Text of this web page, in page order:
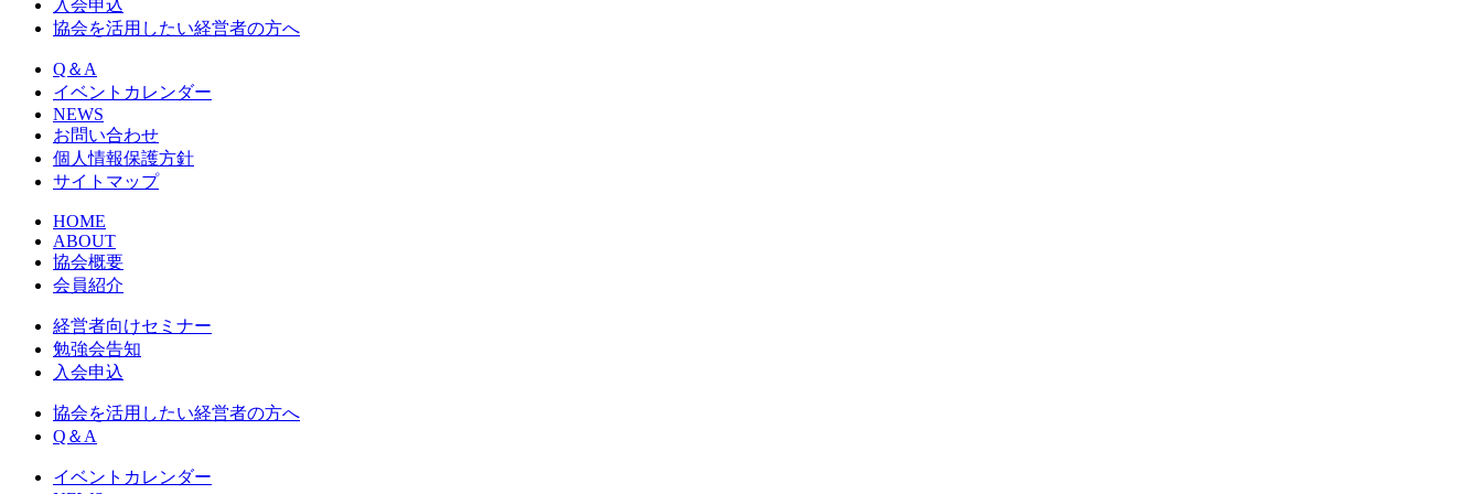
入会申込
協会を活用したい経営者の方へ
Q＆A
イベントカレンダー
NEWS
お問い合わせ
個人情報保護方針
サイトマップ
HOME
ABOUT
協会概要
会員紹介
経営者向けセミナー
勉強会告知
入会申込
協会を活用したい経営者の方へ
Q＆A
イベントカレンダー